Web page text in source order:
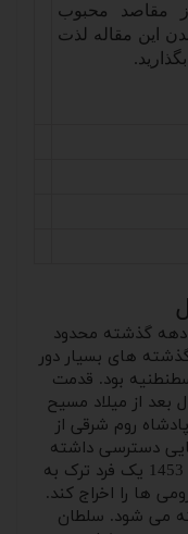
مقاصد محبوب
این مقاله لذت
.
دهه گذشته محدود
های بسیار دور
بود. قدمت
تقریبا 2500 سال است و 300 سال بعد از میلاد مسیح
روم شرقی از
دسترسی داشته
باشد و اقدام به فتح این شهر کرد. در سال 1453 یک فرد ترک به
ها را اخراج کند.
می شود. سلطان